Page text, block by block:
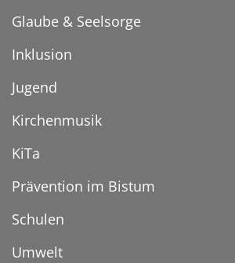
Glaube & Seelsorge
Inklusion
Jugend
Kirchenmusik
KiTa
Prävention im Bistum
Schulen
Umwelt